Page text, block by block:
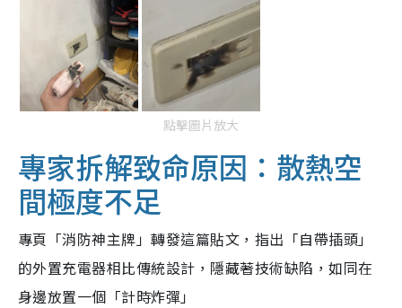
點擊圖片放大
專家拆解致命原因：散熱空
間極度不足
專頁「消防神主牌」轉發這篇貼文，指出「自帶插頭」
的外置充電器相比傳統設計，隱藏著技術缺陷，如同在
身邊放置一個「計時炸彈」